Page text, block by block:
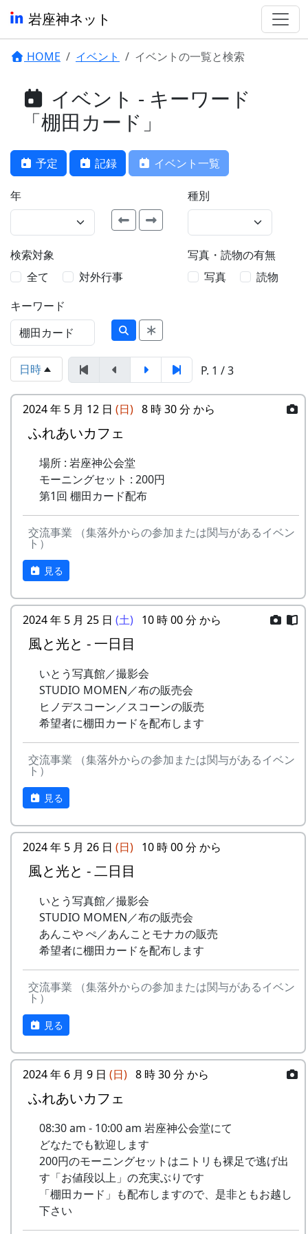
岩座神ネット
HOME イベント イベントの一覧と検索
イベント - キーワード
「棚田カード」
予定 記録 イベント一覧
年 種別
検索対象
全て
対外行事
写真・読物の有無
写真
読物
キーワード
日時 P. 1 / 3
2024 年 5 月 12 日 (日) 8 時 30 分 から
ふれあいカフェ
場所 : 岩座神公会堂
モーニングセット : 200円
第1回 棚田カード配布
交流事業 （集落外からの参加または関与があるイベン
ト）
見る
2024 年 5 月 25 日 (土) 10 時 00 分 から
風と光と - 一日目
いとう写真館／撮影会
STUDIO MOMEN／布の販売会
ヒノデスコーン／スコーンの販売
希望者に棚田カードを配布します
交流事業 （集落外からの参加または関与があるイベン
ト）
見る
2024 年 5 月 26 日 (日) 10 時 00 分 から
風と光と - 二日目
いとう写真館／撮影会
STUDIO MOMEN／布の販売会
あんこや ぺ／あんことモナカの販売
希望者に棚田カードを配布します
交流事業 （集落外からの参加または関与があるイベン
ト）
見る
2024 年 6 月 9 日 (日) 8 時 30 分 から
ふれあいカフェ
08:30 am - 10:00 am 岩座神公会堂にて
どなたでも歓迎します
200円のモーニングセットはニトリも裸足で逃げ出
す「お値段以上」の充実ぶりです
「棚田カード」も配布しますので、是非ともお越し
下さい